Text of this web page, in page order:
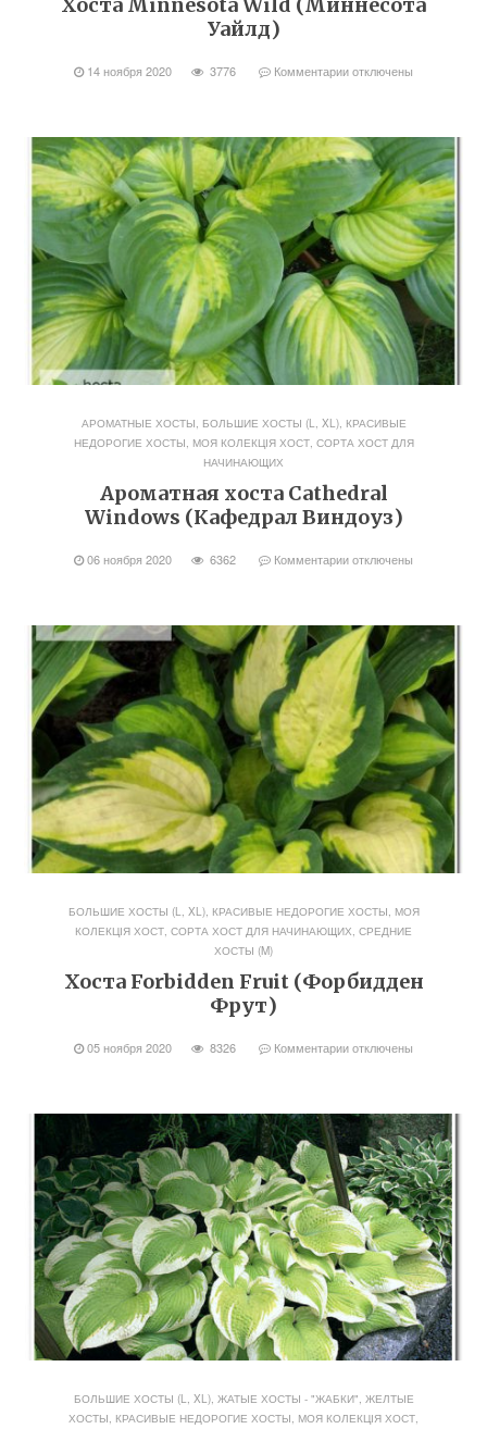
Хоста Minnesota Wild (Миннесота
Уайлд)
14 ноября 2020 3776 Комментарииотключены
АРОМАТНЫЕ ХОСТЫ, БОЛЬШИЕ ХОСТЫ (L, XL), КРАСИВЫЕ
НЕДОРОГИЕ ХОСТЫ, МОЯ КОЛЕКЦІЯ ХОСТ, СОРТА ХОСТ ДЛЯ
НАЧИНАЮЩИХ
Ароматная хоста Cathedral
Windows (Кафедрал Виндоуз)
06 ноября 2020 6362 Комментарииотключены
БОЛЬШИЕ ХОСТЫ (L, XL), КРАСИВЫЕ НЕДОРОГИЕ ХОСТЫ МОЯ
КОЛЕКЦІЯ ХОСТ СОРТА ХОСТ ДЛЯ НАЧИНАЮЩИХ СРЕДНИЕ
ХОСТЫ (M)
Хоста Forbidden Fruit (Форбидден
Фрут)
05 ноября 2020 8326 Комментарииотключены
БОЛЬШИЕ ХОСТЫ (L, XL), ЖАТЫЕ ХОСТЫ - "ЖАБКИ", ЖЕЛТЫЕ
ХОСТЫ, КРАСИВЫЕ НЕДОРОГИЕ ХОСТЫ, МОЯ КОЛЕКЦІЯ ХОСТ,